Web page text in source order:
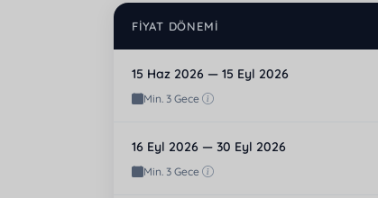
FIYAT DÖNEMI
15 Haz 2026 — 15 Eyl 2026
Min. 3 Gece
16 Eyl 2026 — 30 Eyl 2026
Min. 3 Gece